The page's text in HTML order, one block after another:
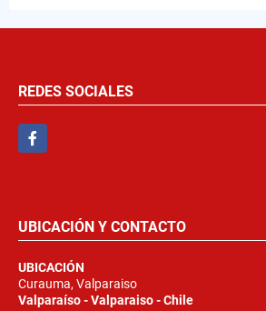
REDES SOCIALES
Facebook
UBICACIÓN Y CONTACTO
UBICACIÓN
Curauma, Valparaiso
Valparaíso - Valparaiso - Chile